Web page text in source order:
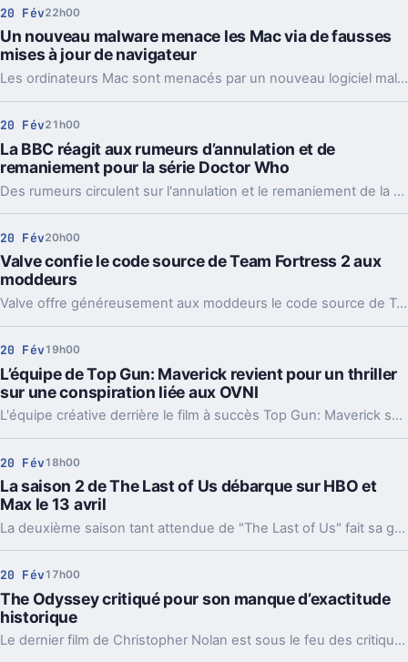
20 Fév22h00
Un nouveau malware menace les Mac via de fausses
mises à jour de navigateur
Les ordinateurs Mac sont menacés par un nouveau logiciel malveillant qui vole des informations via de fausses mises à jour de navigateur : voici comment protéger efficacement votre appareil de cette nouvelle menace.
20 Fév21h00
La BBC réagit aux rumeurs d’annulation et de
remaniement pour la série Doctor Who
Des rumeurs circulent sur l'annulation et le remaniement de la distribution de Doctor Who, mais les responsables de la série apportent leurs réponses pour clarifier la situation.
20 Fév20h00
Valve confie le code source de Team Fortress 2 aux
moddeurs
Valve offre généreusement aux moddeurs le code source de Team Fortress 2, leur ouvrant ainsi un monde de possibilités créatives et techniques pour personnaliser et améliorer ce célèbre jeu.
20 Fév19h00
L’équipe de Top Gun: Maverick revient pour un thriller
sur une conspiration liée aux OVNI
L'équipe créative derrière le film à succès Top Gun: Maverick se rassemble à nouveau pour nous offrir un nouveau thriller palpitant, centré sur les théories du complot liées aux OVNI.
20 Fév18h00
La saison 2 de The Last of Us débarque sur HBO et
Max le 13 avril
La deuxième saison tant attendue de "The Last of Us" fait sa grande première sur HBO et Max le 13 avril.
20 Fév17h00
The Odyssey critiqué pour son manque d’exactitude
historique
Le dernier film de Christopher Nolan est sous le feu des critiques pour son manque de précision historique suite à une première image.